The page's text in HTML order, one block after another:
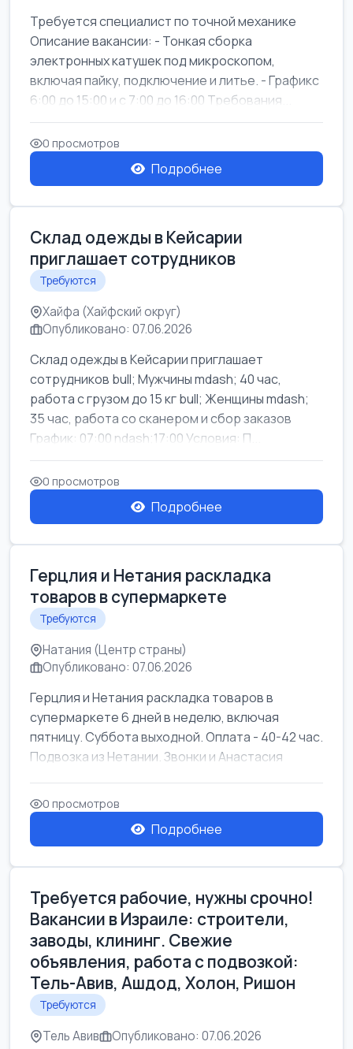
Требуется специалист по точной механике
Описание вакансии: - Тонкая сборка
электронных катушек под микроскопом,
включая пайку, подключение и литье. - Графикс
6:00 до 15:00 и с 7:00 до 16:00 Требования...
0 просмотров
Подробнее
Склад одежды в Кейсарии
приглашает сотрудников
Требуются
Хайфа (Хайфский округ)
Опубликовано: 07.06.2026
Склад одежды в Кейсарии приглашает
сотрудников bull; Мужчины mdash; 40 час,
работа с грузом до 15 кг bull; Женщины mdash;
35 час, работа со сканером и сбор заказов
График: 07:00 ndash;17:00 Условия: П...
0 просмотров
Подробнее
Герцлия и Нетания раскладка
товаров в супермаркете
Требуются
Натания (Центр страны)
Опубликовано: 07.06.2026
Герцлия и Нетания раскладка товаров в
супермаркете 6 дней в неделю, включая
пятницу. Суббота выходной. Оплата - 40-42 час.
Подвозка из Нетании. Звонки и Анастасия
0 просмотров
Подробнее
Требуется рабочие, нужны срочно!
Вакансии в Израиле: строители,
заводы, клининг. Свежие
объявления, работа с подвозкой:
Тель-Авив, Ашдод, Холон, Ришон
Требуются
Тель Авив Опубликовано: 07.06.2026